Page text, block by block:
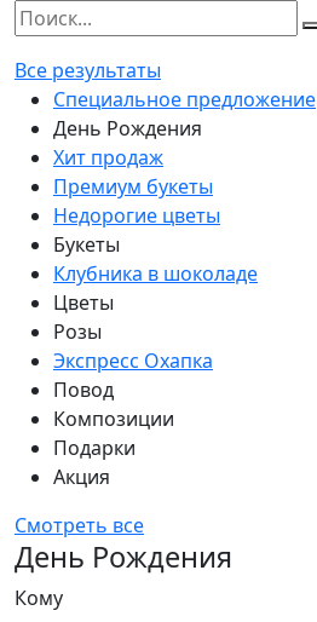
Все результаты
Специальное предложение
День Рождения
Хит продаж
Премиум букеты
Недорогие цветы
Букеты
Клубника в шоколаде
Цветы
Розы
Экспресс Охапка
Повод
Композиции
Подарки
Акция
Смотреть все
День Рождения
Кому